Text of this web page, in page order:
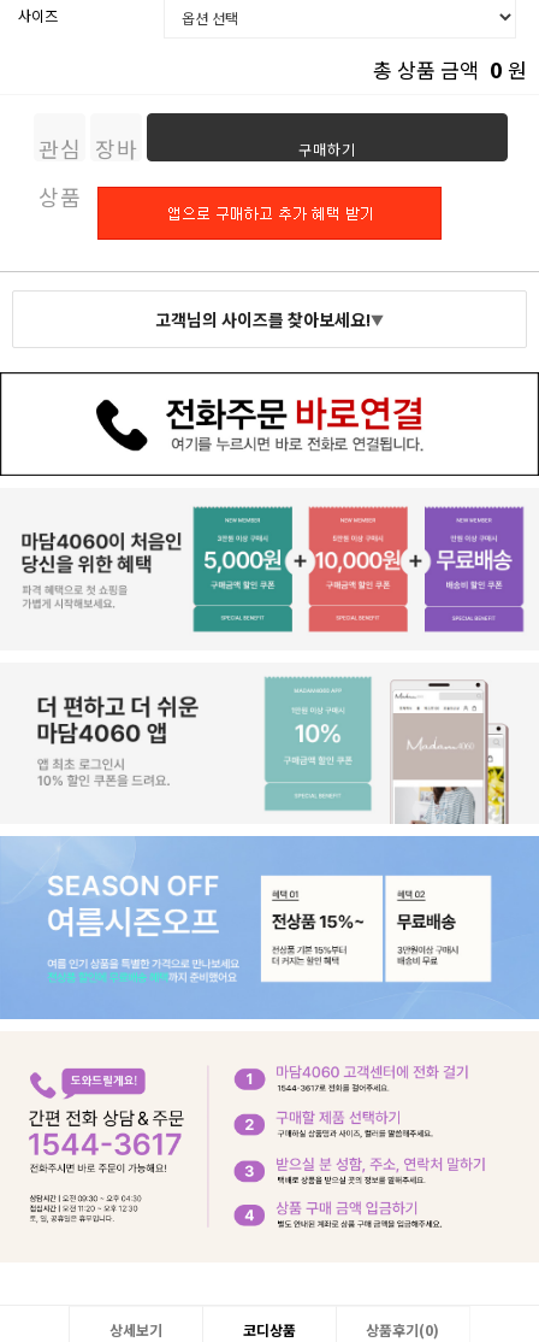
사이즈
총 상품 금액 0 원
관심
상품
장바
구니
구매하기
고객님의 사이즈를 찾아보세요!▼
상세보기 코디상품 상품후기(0)